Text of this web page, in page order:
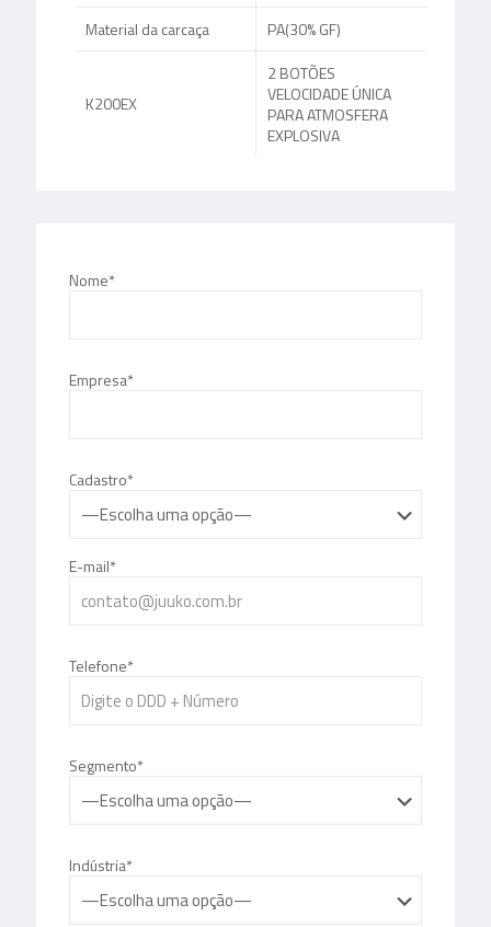
Material da carcaça PA(30% GF)
K200EX
2 BOTÕES
VELOCIDADE ÚNICA
PARA ATMOSFERA
EXPLOSIVA
Nome*
Empresa*
Cadastro*
E-mail*
Telefone*
Segmento*
Indústria*